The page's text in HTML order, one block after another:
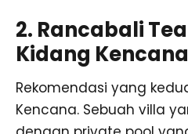
2. Rancabali
Kidang
Rekomendasi yang
Kencana. Sebuah villa